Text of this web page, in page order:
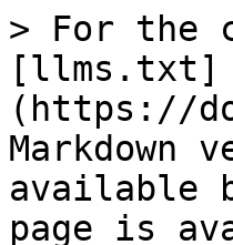
> For the
[llms.txt]
(https://
Markdown
available
page is